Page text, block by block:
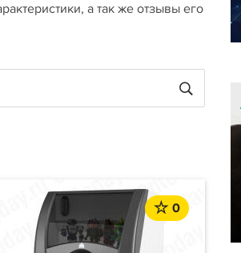
а так же отзывы его
0